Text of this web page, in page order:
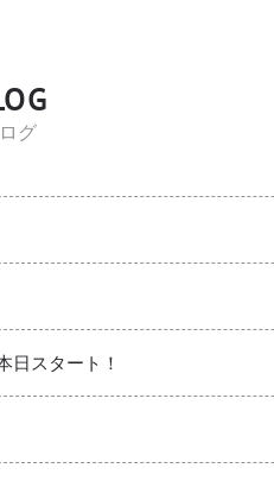
グ
日スタート！